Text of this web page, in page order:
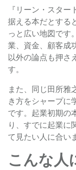
『リーン・スタ
据える本だとする
っと広い地図です
業、資金、顧客成
以外の論点も押さ
す。
また、同じ田所雅
き方をシャープに
です。起業初期の
り、すでに起業に
て見たい人に合い
こんな人